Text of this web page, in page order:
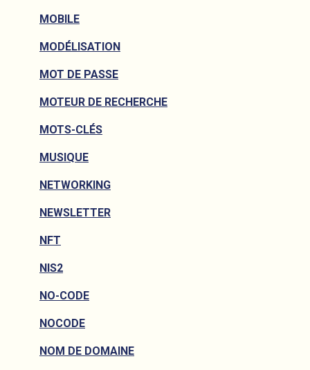
MOBILE
MODÉLISATION
MOT DE PASSE
MOTEUR DE RECHERCHE
MOTS-CLÉS
MUSIQUE
NETWORKING
NEWSLETTER
NFT
NIS2
NO-CODE
NOCODE
NOM DE DOMAINE